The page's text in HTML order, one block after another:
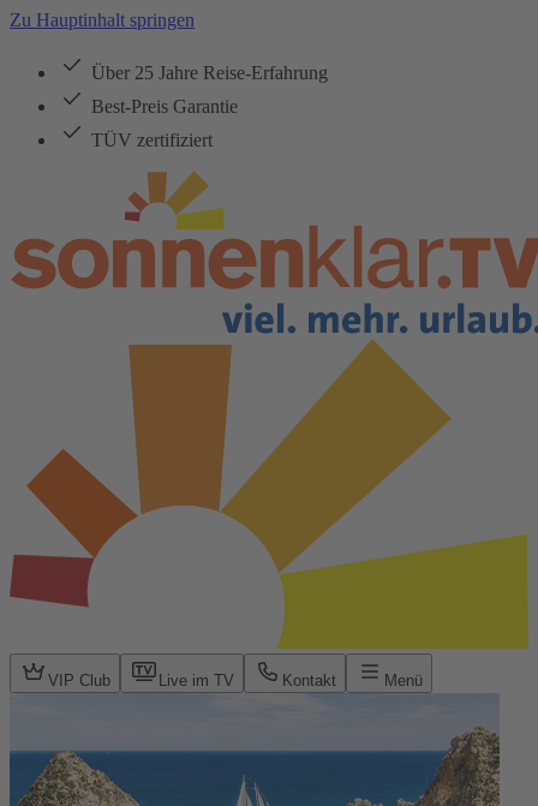
Zu Hauptinhalt springen
Über 25 Jahre Reise-Erfahrung
Best-Preis Garantie
TÜV zertifiziert
VIP Club Live im TV Kontakt Menü